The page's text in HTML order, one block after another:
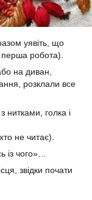
уявіть, що
перша робота).
на диван,
розклали все
нитками, голка і
не читає).
із чого»…
звідки почати